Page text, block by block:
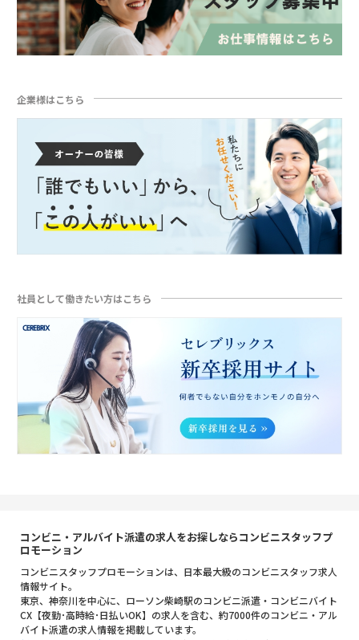
企業様はこちら
社員として働きたい方はこちら
コンビニ・アルバイト派遣の求人をお探しならコンビニスタッフプ
ロモーション
コンビニスタッフプロモーションは、日本最大級のコンビニスタッフ求人
情報サイト。
東京、神奈川を中心に、ローソン柴崎駅のコンビニ派遣・コンビニバイト
CX【夜勤･高時給･日払いOK】の求人を含む、約7000件のコンビニ・アル
バイト派遣の求人情報を掲載しています。